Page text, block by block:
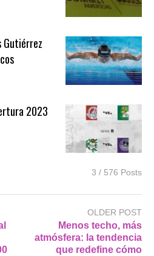
Gutiérrez
2023
3 / 576 Posts
OLDER POST
Menos techo, más
atmósfera: la tendencia
que redefine cómo